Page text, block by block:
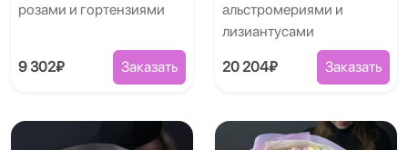
розами и гортензиями
9 302₽ Заказать
альстромериями и
лизиантусами
20 204₽ Заказать